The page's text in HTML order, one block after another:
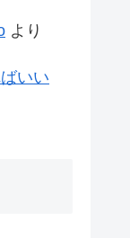
より
いい